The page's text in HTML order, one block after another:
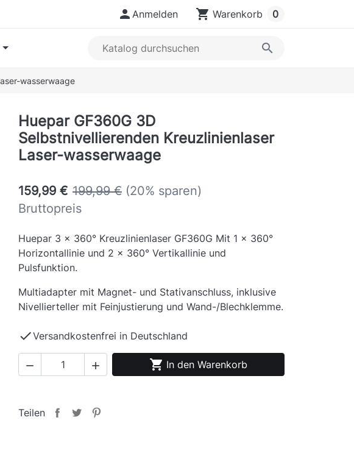
Anmelden shopping_cart Warenkorb 0
search
wasserwaage
Huepar GF360G 3D
Selbstnivellierenden Kreuzlinienlaser
Laser-wasserwaage
159,99 € 199,99 € (20% sparen)
Bruttopreis
Huepar 3 x 360° Kreuzlinienlaser GF360G Mit 1 x 360°
Horizontallinie und 2 x 360° Vertikallinie und
Pulsfunktion.
Multiadapter mit Magnet- und Stativanschluss, inklusive
Nivellierteller mit Feinjustierung und Wand-/Blechklemme.
Versandkostenfrei in Deutschland
   In den Warenkorb
Teilen